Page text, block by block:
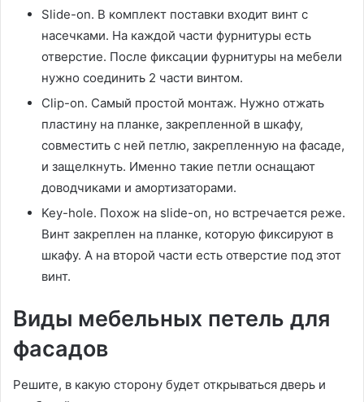
Slide-on. В комплект поставки входит винт с
насечками. На каждой части фурнитуры есть
отверстие. После фиксации фурнитуры на мебели
нужно соединить 2 части винтом.
Clip-on. Самый простой монтаж. Нужно отжать
пластину на планке, закрепленной в шкафу,
совместить с ней петлю, закрепленную на фасаде,
и защелкнуть. Именно такие петли оснащают
доводчиками и амортизаторами.
Key-hole. Похож на slide-on, но встречается реже.
Винт закреплен на планке, которую фиксируют в
шкафу. А на второй части есть отверстие под этот
винт.
Виды мебельных петель для
фасадов
Решите, в какую сторону будет открываться дверь и